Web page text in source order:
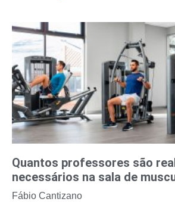
Quantos professores são
necessários na sala de
Fábio Cantizano